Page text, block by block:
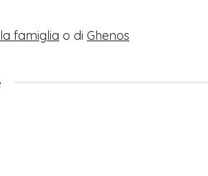
famiglia o di Ghenos